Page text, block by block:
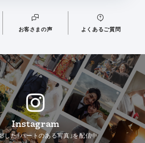
お客さまの声 よくあるご質問
Instagram
した「ハートのある写真」を配信中